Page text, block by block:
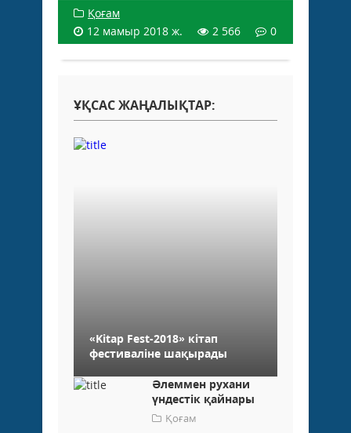
Қоғам
12 мамыр 2018 ж.
2 566 0
ҰҚСАС ЖАҢАЛЫҚТАР:
«Kitap Fest-2018» кітап
фестиваліне шақырады
Әлеммен рухани
үндестік қайнары
Қоғам